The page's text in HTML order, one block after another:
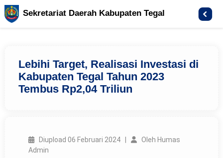
Sekretariat Daerah Kabupaten Tegal
Lebihi Target, Realisasi Investasi di
Kabupaten Tegal Tahun 2023
Tembus Rp2,04 Triliun
Diupload 06 Februari 2024 |
Oleh Humas
Admin